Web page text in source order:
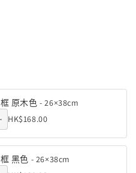
原木色 - 26×38cm
HK$168.00
黑色 - 26×38cm